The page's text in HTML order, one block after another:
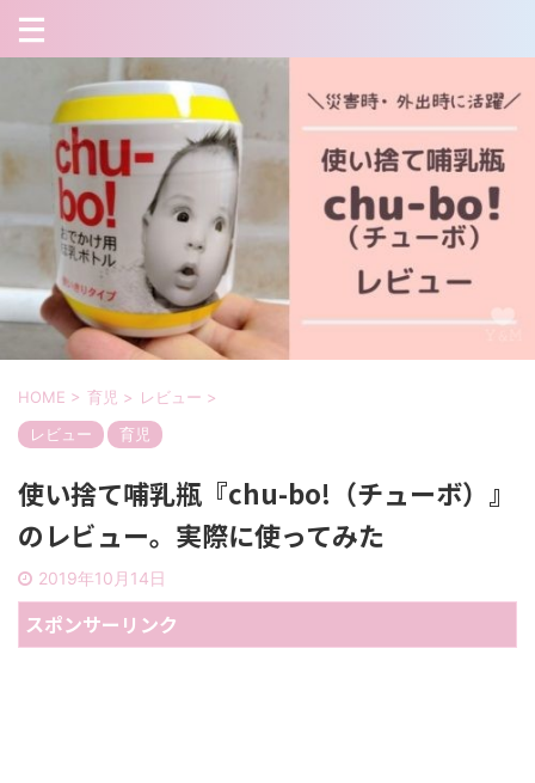
HOME > 育児 > レビュー >
レビュー
育児
使い捨て哺乳瓶『chu-bo!（チューボ）』
のレビュー。実際に使ってみた
2019年10月14日
スポンサーリンク